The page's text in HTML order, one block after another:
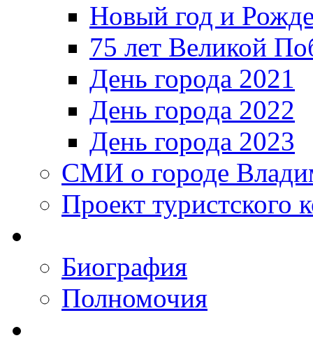
Новый год и
75 лет Великой
День города 2021
День города 2022
День города 2023
СМИ о городе
Проект туристского
Биография
Полномочия